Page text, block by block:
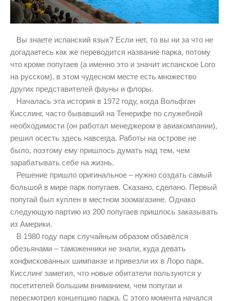
Вы знаете испанский язык? Если нет, то вы ни за что не
догадаетесь как же переводится название парка, потому
что кроме попугаев (а именно это и значит испанское Loro
на русском), в этом чудесном месте есть множество
других представителей фауны и флоры.
Началась эта история в 1972 году, когда Вольфган
Кисслинг, часто бывавший на Тенерифе по служебной
необходимости (он работал менеджером в авиакомпании),
решил осесть здесь навсегда. Работы на острове не
было, поэтому ему пришлось думать над тем, чем
зарабатывать себе на жизнь.
Решение пришло оригинальное – нужно создать самый
большой в мире парк попугаев. Сказано, сделано. Первый
попугай был куплен в местном зоомагазине. Однако
следующую партию из 200 попугаев пришлось заказывать
из Америки.
В 1980 году парк случайным образом обзавёлся
обезьянами – таможенники не знали, куда девать
конфискованных шимпанзе и привезли их в Лоро парк.
Кисслинг заметил, что новые обитатели пользуются у
посетителей большим вниманием, чем попугаи и
пересмотрел концепцию парка. С этого момента начался